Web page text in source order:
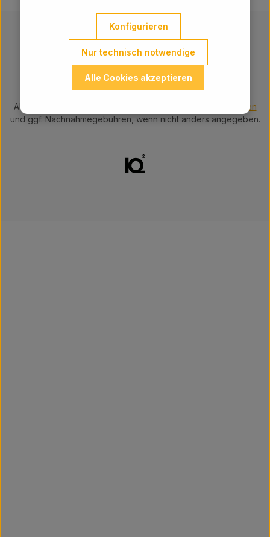
Alle Preise inkl. gesetzl. Mehrwertsteuer zzgl.
Versandkosten
und ggf. Nachnahmegebühren, wenn nicht anders angegeben.
Nur technisch notwendige
Konfigurieren
Alle Cookies akzeptieren